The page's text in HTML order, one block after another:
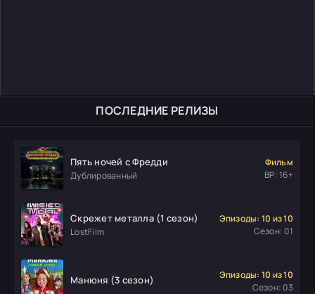
ПОСЛЕДНИЕ РЕЛИЗЫ
Пять ночей с Фредди
Дублированный
Фильм
ВР: 16+
Скрежет металла (1 сезон)
LostFilm
Эпизоды: 10 из 10
Сезон: 01
Манюня (3 сезон)
Эпизоды: 10 из 10
Сезон: 03